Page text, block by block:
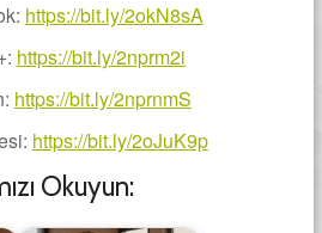
https://bit.ly/2okN8sA
https://bit.ly/2nprm2i
https://bit.ly/2nprnmS
https://bit.ly/2oJuK9p
Okuyun: